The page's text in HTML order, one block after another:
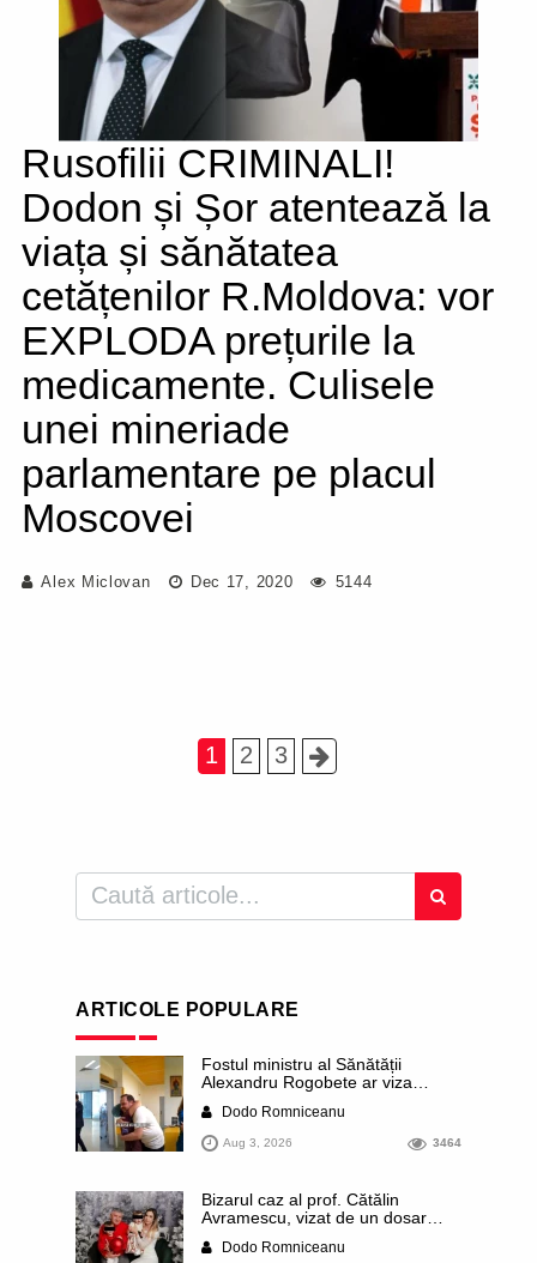
Rusofilii CRIMINALI!
Dodon și Șor atentează la
viața și sănătatea
cetățenilor R.Moldova: vor
EXPLODA prețurile la
medicamente. Culisele
unei mineriade
parlamentare pe placul
Moscovei
Alex Miclovan Dec 17, 2020 5144
1 2 3
ARTICOLE POPULARE
Fostul ministru al Sănătății
Alexandru Rogobete ar viza
al orașului Timișoara. Pesedistul
publică imagini demne de Coreea
de Nord cu femei din Timișoara
Dodo Romniceanu
Aug 3, 2026 3464
Bizarul caz al prof. Cătălin
Avramescu, vizat de un dosar
infantilă”. Miroase a execuție
Dodo Romniceanu